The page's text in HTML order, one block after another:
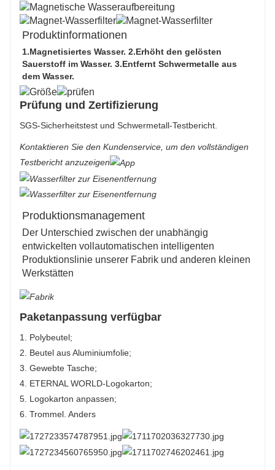
Produktinformationen
1.Magnetisiertes Wasser. 2.Erhöht den gelösten
Sauerstoff im Wasser. 3.Entfernt Schwermetalle aus
dem Wasser.
Prüfung und Zertifizierung
SGS-Sicherheitstest und Schwermetall-Testbericht.
Kontaktieren Sie den Kundenservice, um den vollständigen
Testbericht anzuzeigen
Produktionsmanagement
Der Unterschied zwischen der unabhängig
entwickelten vollautomatischen intelligenten
Produktionslinie unserer Fabrik und anderen kleinen
Werkstätten
Paketanpassung verfügbar
1. Polybeutel;
2. Beutel aus Aluminiumfolie;
3. Gewebte Tasche;
4. ETERNAL WORLD-Logokarton;
5. Logokarton anpassen;
6. Trommel. Anders